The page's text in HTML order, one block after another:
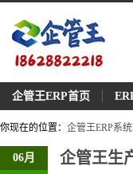
企管王ERP首页
你现在的位置： 企管王ERP系
06月
企管王生